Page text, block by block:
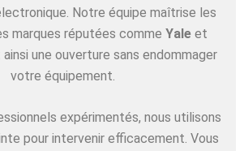
Notre équipe maîtrise les
marques réputées comme Yale et
ainsi une ouverture sans endommager
votre équipement.
expérimentés, nous utilisons
pour intervenir efficacement. Vous